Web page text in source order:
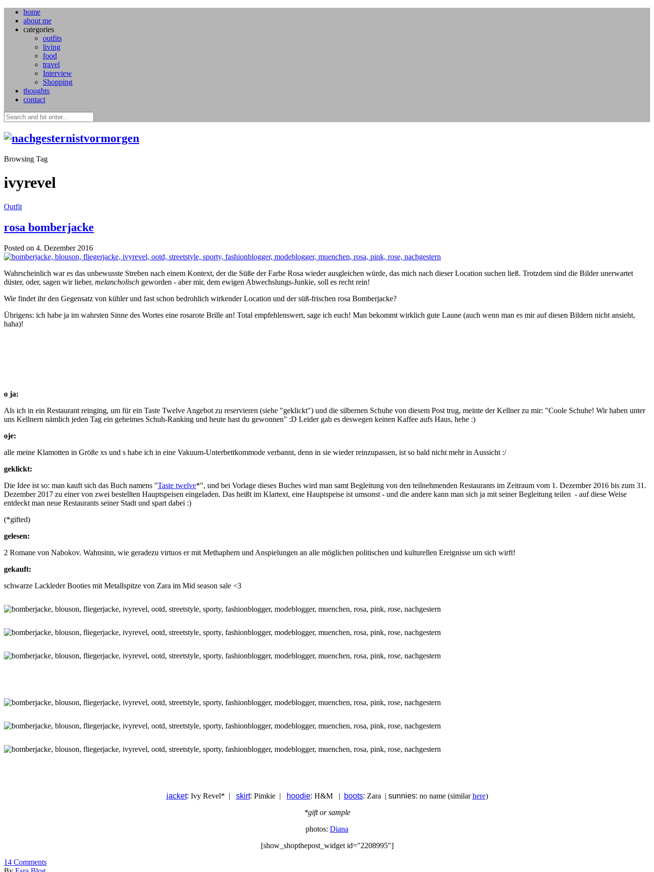
home
about me
categories
outfits
living
food
travel
Interview
Shopping
thoughts
contact
Browsing Tag
ivyrevel
Outfit
rosa bomberjacke
Posted on 4. Dezember 2016
Wahrscheinlich war es das unbewusste Streben nach einem Kontext, der die Süße der Farbe Rosa wieder ausgleichen würde, das mich nach dieser Location suchen ließ. Trotzdem sind die Bilder unerwartet
düster, oder, sagen wir lieber, melancholisch geworden - aber mir, dem ewigen Abwechslungs-Junkie, soll es recht rein!
Wie findet ihr den Gegensatz von kühler und fast schon bedrohlich wirkender Location und der süß-frischen rosa Bomberjacke?
Übrigens: ich habe ja im wahrsten Sinne des Wortes eine rosarote Brille an! Total empfehlenswert, sage ich euch! Man bekommt wirklich gute Laune (auch wenn man es mir auf diesen Bildern nicht ansieht,
haha)!
o ja:
Als ich in ein Restaurant reinging, um für ein Taste Twelve Angebot zu reservieren (siehe "geklickt") und die silbernen Schuhe von diesem Post trug, meinte der Kellner zu mir: "Coole Schuhe! Wir haben unter
uns Kellnern nämlich jeden Tag ein geheimes Schuh-Ranking und heute hast du gewonnen" :D Leider gab es deswegen keinen Kaffee aufs Haus, hehe :)
oje:
alle meine Klamotten in Größe xs und s habe ich in eine Vakuum-Unterbettkommode verbannt, denn in sie wieder reinzupassen, ist so bald nicht mehr in Aussicht :/
geklickt:
Die Idee ist so: man kauft sich das Buch namens "Taste twelve*", und bei Vorlage dieses Buches wird man samt Begleitung von den teilnehmenden Restaurants im Zeitraum vom 1. Dezember 2016 bis zum 31.
Dezember 2017 zu einer von zwei bestellten Hauptspeisen eingeladen. Das heißt im Klartext, eine Hauptspeise ist umsonst - und die andere kann man sich ja mit seiner Begleitung teilen - auf diese Weise
entdeckt man neue Restaurants seiner Stadt und spart dabei :)
(*gifted)
gelesen:
2 Romane von Nabokov. Wahnsinn, wie geradezu virtuos er mit Methaphern und Anspielungen an alle möglichen politischen und kulturellen Ereignisse um sich wirft!
gekauft:
schwarze Lackleder Booties mit Metallspitze von Zara im Mid season sale <3
jacket: Ivy Revel* | skirt: Pimkie | hoodie: H&M | boots: Zara | sunnies: no name (similarhere)
*gift or sample
photos: Diana
[show_shopthepost_widget id="2208995"]
14 Comments